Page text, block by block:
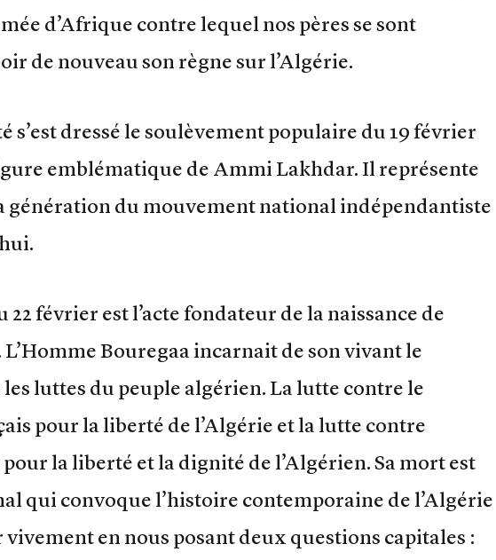
d’Afrique contre lequel nos pères se sont
de nouveau son règne sur l’Algérie.
s’est dressé le soulèvement populaire du 19 février
emblématique de Ammi Lakhdar. Il représente
génération du mouvement national indépendantiste
22 février est l’acte fondateur de la naissance de
Bouregaa incarnait de son vivant le
luttes du peuple algérien. La lutte contre le
pour la liberté de l’Algérie et la lutte contre
pour la liberté et la dignité de l’Algérien. Sa mort est
qui convoque l’histoire contemporaine de l’Algérie
vivement en nous posant deux questions capitales :